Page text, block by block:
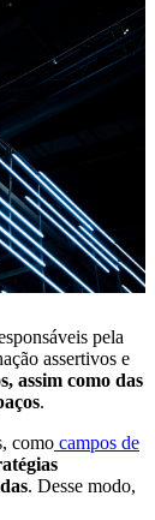
pela
assertivos e
assim como das
.
como campos de
. Desse modo,